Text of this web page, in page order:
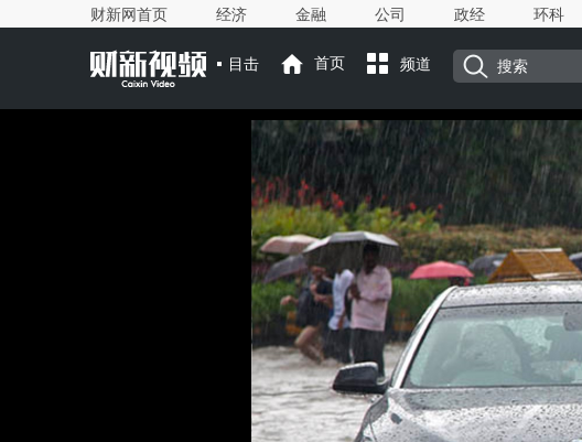
财新网首页 经济 金融 公司 政经 环科
目击 首页 频道